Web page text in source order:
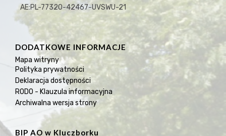
AE:PL-77320-42467-UVSWU-21
DODATKOWE INFORMACJE
Mapa witryny
Polityka prywatności
Deklaracja dostępności
RODO - Klauzula informacyjna
Archiwalna wersja strony
BIP AO w Kluczborku